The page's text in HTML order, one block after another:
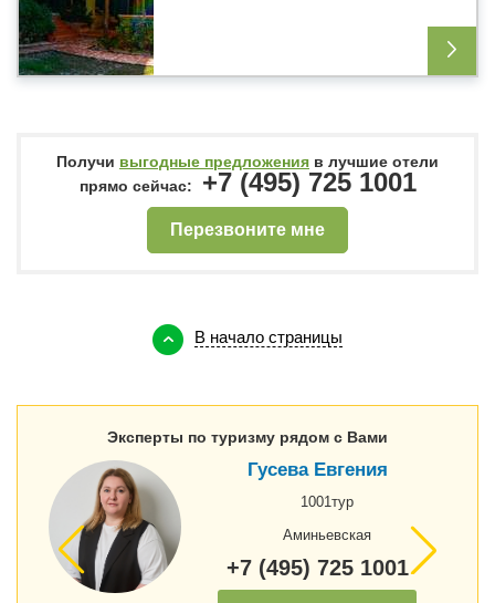
Получи выгодные предложения в лучшие отели
прямо сейчас:
+7 (495) 725 1001
Перезвоните мне
В начало страницы
Эксперты по туризму рядом с Вами
Гусева Евгения
1001тур
Аминьевская
+7 (495) 725 1001